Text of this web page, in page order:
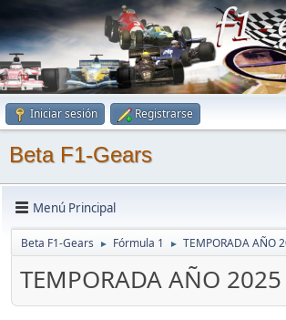
Iniciar sesión Registrarse
Beta F1-Gears
Menú Principal
Beta F1-Gears ► Fórmula 1 ► TEMPORADA AÑO
TEMPORADA AÑO 2025